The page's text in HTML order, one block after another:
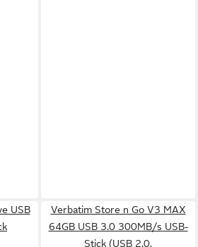
USB
Verbatim Store n Go V3 MAX
64GB USB 3.0 300MB/s USB-
Stick (USB 2.0,